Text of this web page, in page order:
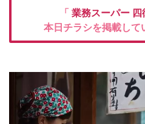
「 業務スーパー 四
本日チラシを掲載して